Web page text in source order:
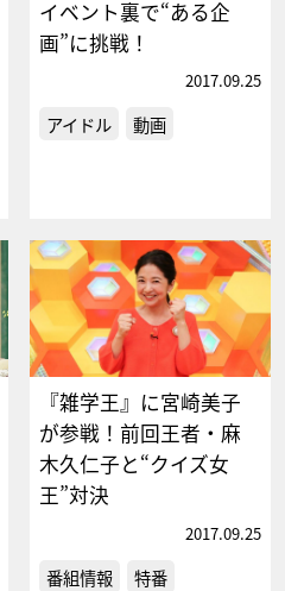
イベント裏で“ある企
画”に挑戦！
2017.09.25
アイドル 動画
『雑学王』に宮崎美子
が参戦！前回王者・麻
木久仁子と“クイズ女
王”対決
2017.09.25
番組情報
特番